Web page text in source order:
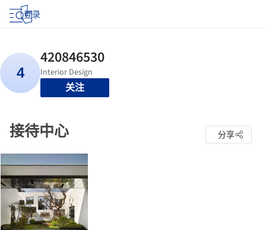
登录
关注
接待中心 分享